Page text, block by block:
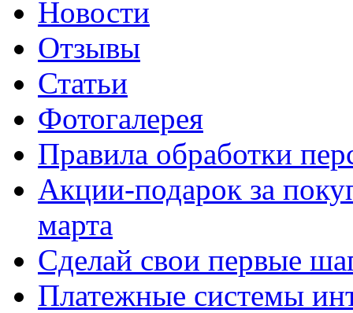
Новости
Отзывы
Статьи
Фотогалерея
Правила обработки
Акции-подарок за
марта
Сделай свои первые
Платежные системы